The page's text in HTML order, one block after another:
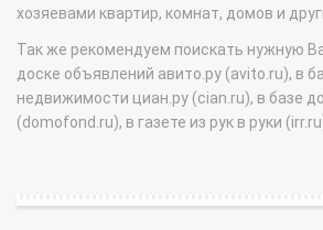
хозяевами квартир, комнат, домов и
Так же рекомендуем поискать нужную
доске объявлений авито.ру (avito.ru), в
недвижимости циан.ру (cian.ru), в базе
(domofond.ru), в газете из рук в руки